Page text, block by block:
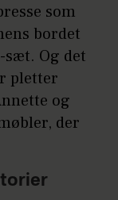
som
bordet
sæt. Og det
pletter
og
der